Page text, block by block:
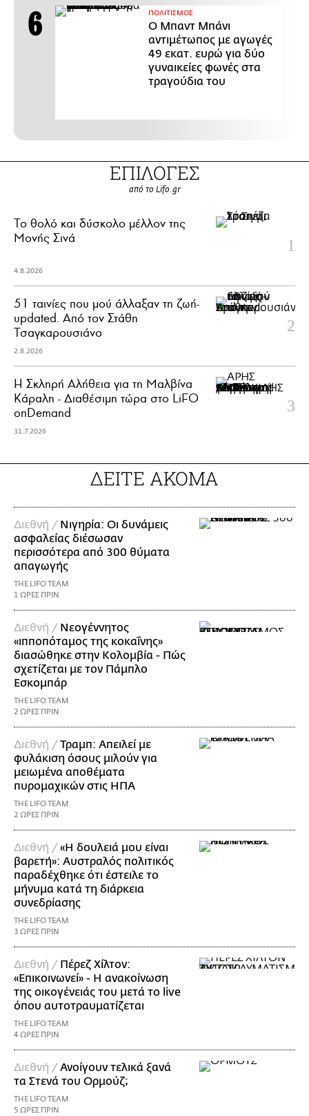
ΠΟΛΙΤΙΣΜΟΣ
Ο Μπαντ Μπάνι
αντιμέτωπος με αγωγές
49 εκατ. ευρώ για δύο
γυναικείες φωνές στα
τραγούδια του
ΕΠΙΛΟΓΕΣ
από το Lifo.gr
Το θολό και δύσκολο μέλλον της
Μονής Σινά
4.8.2026
51 ταινίες που μού άλλαξαν τη ζωή-
updated. Aπό τον Στάθη
Τσαγκαρουσιάνο
2.8.2026
Η Σκληρή Αλήθεια για τη Μαλβίνα
Κάραλη - Διαθέσιμη τώρα στo LiFO
onDemand
31.7.2026
ΔΕΙΤΕ ΑΚΟΜΑ
Διεθνή / Νιγηρία: Οι δυνάμεις
ασφαλείας διέσωσαν
περισσότερα από 300 θύματα
απαγωγής
THE LIFO TEAM
1 ΩΡΕΣ ΠΡΙΝ
Διεθνή / Νεογέννητος
«ιπποπόταμος της κοκαΐνης»
διασώθηκε στην Κολομβία - Πώς
σχετίζεται με τον Πάμπλο
Εσκομπάρ
THE LIFO TEAM
2 ΩΡΕΣ ΠΡΙΝ
Διεθνή /Τραμπ: Απειλεί με
φυλάκιση όσους μιλούν για
μειωμένα αποθέματα
πυρομαχικών στις ΗΠΑ
THE LIFO TEAM
2 ΩΡΕΣ ΠΡΙΝ
Διεθνή /«Η δουλειά μου είναι
βαρετή»: Αυστραλός πολιτικός
παραδέχθηκε ότι έστειλε το
μήνυμα κατά τη διάρκεια
συνεδρίασης
THE LIFO TEAM
3 ΩΡΕΣ ΠΡΙΝ
Διεθνή / Πέρεζ Χίλτον:
«Επικοινωνεί» - Η ανακοίνωση
της οικογένειάς του μετά το live
όπου αυτοτραυματίζεται
THE LIFO TEAM
4 ΩΡΕΣ ΠΡΙΝ
Διεθνή /Ανοίγουν τελικά ξανά
τα Στενά του Ορμούζ;
THE LIFO TEAM
5 ΩΡΕΣ ΠΡΙΝ